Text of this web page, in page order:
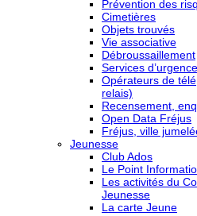
Prévention des
Cimetières
Objets trouvés
Vie associative
Débroussaillement
Services d’urgence
Opérateurs de
relais)
Recensement,
Open Data Fréjus
Fréjus, ville
Jeunesse
Club Ados
Le Point
Les activités du
Jeunesse
La carte Jeune